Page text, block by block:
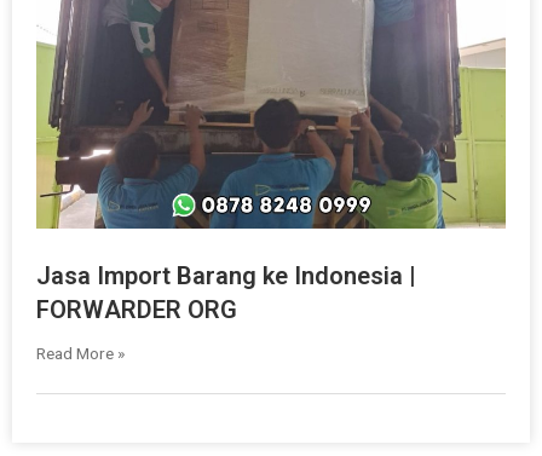
Jasa Import Barang ke Indonesia |
FORWARDER ORG
Read More »